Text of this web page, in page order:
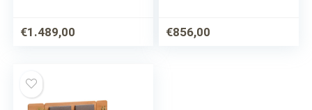
€1.489,00 €856,00